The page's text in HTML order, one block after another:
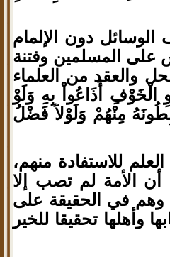
دون الإلمام
على المسلمين وفتنة
والعقد من العلماء
الْخَوْفِ أَذَاعُواْ بِهِ وَلَوْ
مِنْهُمْ وَلَوْلاَ فَضْلُ
للاستفادة منهم،
أن الأمة لم تصب إلا
وهم في الحقيقة على
وأهلها تحقيقا للخير